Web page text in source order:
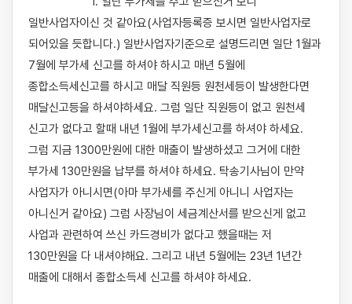
일반사업자이신 것 같아요(사업자등록증 보시면 일반사업자로
되어있을 듯합니다.) 일반사업자기준으로 설명드리면 일단 1월과
7월에 부가세 신고를 하셔야 하시고 매년 5월에
종합소득세신고를 하시고 매달 직원등 원천세등이 발생한다면
매달신고등을 하셔야하세요. 그럼 일단 직원등이 없고 원천세
신고가 없다고 할때 내년 1월에 부가세신고를 하셔야 하세요.
그럼 지금 1300만원에 대한 매출이 발생하셨고 그거에 대한
부가세 130만원을 납부를 하셔야 하세요. 탁송기사님이 만약
사업자가 아니시면(아마 부가세를 주신게 아니니 사업자는
아니신거 같아요) 그럼 사장님이 세금계산서를 받으신게 없고
사업과 관련하여 쓰신 카드경비가 없다고 했을때는 저
130만원을 다 내셔야해요. 그리고 내년 5월에는 23년 1년간
매출에 대해서 종합소득세 신고를 하셔야 하세요.